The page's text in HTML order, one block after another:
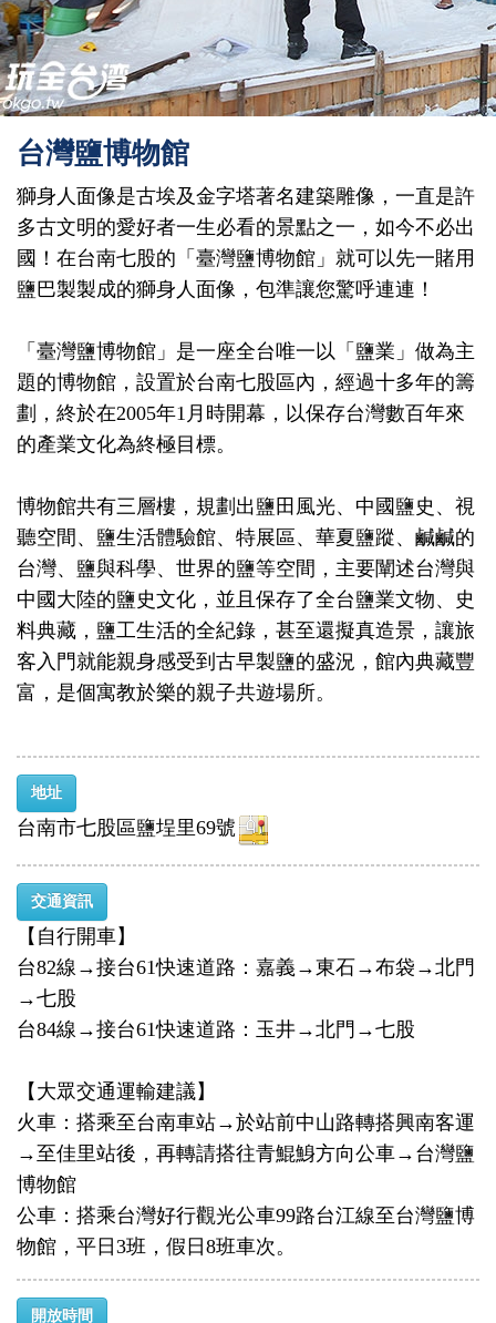
台灣鹽博物館
獅身人面像是古埃及金字塔著名建築雕像，一直是許
多古文明的愛好者一生必看的景點之一，如今不必出
國！在台南七股的「臺灣鹽博物館」就可以先一賭用
鹽巴製製成的獅身人面像，包準讓您驚呼連連！
「臺灣鹽博物館」是一座全台唯一以「鹽業」做為主
題的博物館，設置於台南七股區內，經過十多年的籌
劃，終於在2005年1月時開幕，以保存台灣數百年來
的產業文化為終極目標。
博物館共有三層樓，規劃出鹽田風光、中國鹽史、視
聽空間、鹽生活體驗館、特展區、華夏鹽蹤、鹹鹹的
台灣、鹽與科學、世界的鹽等空間，主要闡述台灣與
中國大陸的鹽史文化，並且保存了全台鹽業文物、史
料典藏，鹽工生活的全紀錄，甚至還擬真造景，讓旅
客入門就能親身感受到古早製鹽的盛況，館內典藏豐
富，是個寓教於樂的親子共遊場所。
地址
台南市七股區鹽埕里69號
交通資訊
【自行開車】
台82線→接台61快速道路：嘉義→東石→布袋→北門
→七股
台84線→接台61快速道路：玉井→北門→七股
【大眾交通運輸建議】
火車：搭乘至台南車站→於站前中山路轉搭興南客運
→至佳里站後，再轉請搭往青鯤鯓方向公車→台灣鹽
博物館
公車：搭乘台灣好行觀光公車99路台江線至台灣鹽博
物館，平日3班，假日8班車次。
開放時間